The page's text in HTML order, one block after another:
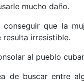
mucho daño.
que la
irresistible.
al pueblo
de buscar entre